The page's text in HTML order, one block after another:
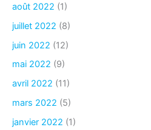
août 2022 (1)
juillet 2022 (8)
juin 2022 (12)
mai 2022 (9)
avril 2022 (11)
mars 2022 (5)
janvier 2022 (1)